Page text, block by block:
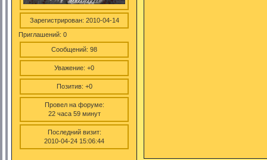
Зарегистрирован: 2010-04-14
Приглашений: 0
Сообщений: 98
Уважение: +0
Позитив: +0
Провел на форуме:
22 часа 59 минут
Последний визит:
2010-04-24 15:06:44